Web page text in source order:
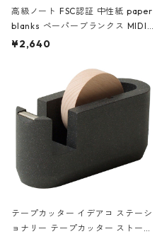
高級ノート FSC認証 中性紙 paper
blanks ペーパーブランクス MIDI
ハードカバー 罫線 ヴァン・ゴッホ
¥2,640
テープカッター イデアコ ステーシ
ョナリー テープカッター ストーン